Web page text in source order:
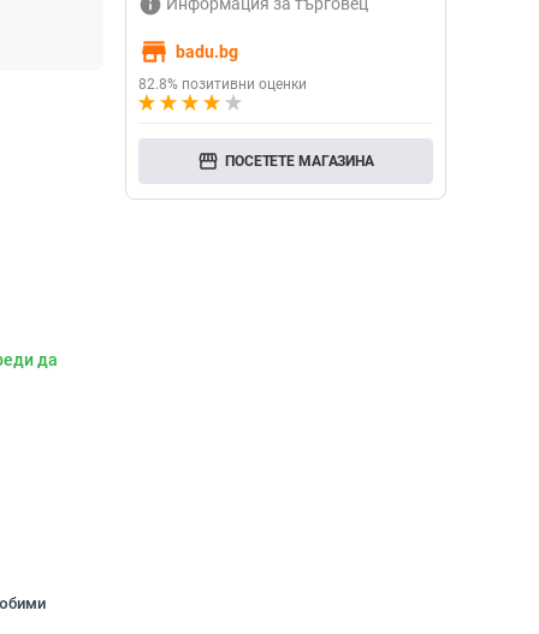
да
store badu.bg
82.8% позитивни оценки
storefront ПОСЕТЕТЕ МАГАЗИНА